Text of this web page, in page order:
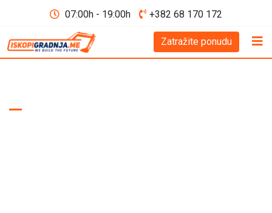
07:00h - 19:00h +382 68 170 172
Zatražite ponudu